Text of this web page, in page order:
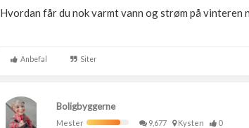
Hvordan får du nok varmt vann og strøm på vinteren
Anbefal Siter
Boligbyggerne
Mester
9,677 Kysten 0